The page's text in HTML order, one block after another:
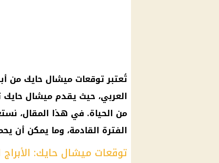
تُعتبر توقعات ميشال حايك من
العربي، حيث يقدم ميشال
من الحياة. في هذا المقال،
الفترة القادمة، وما يمكن أن
توقعات ميشال حايك: